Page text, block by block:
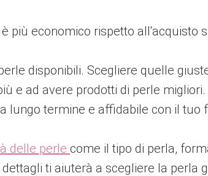
è più economico rispetto all'acquisto
disponibili. Scegliere quelle
e ad avere prodotti di perle migliori.
lungo termine e affidabile con il
delle perle come il tipo di perla,
ti aiuterà a scegliere la perla